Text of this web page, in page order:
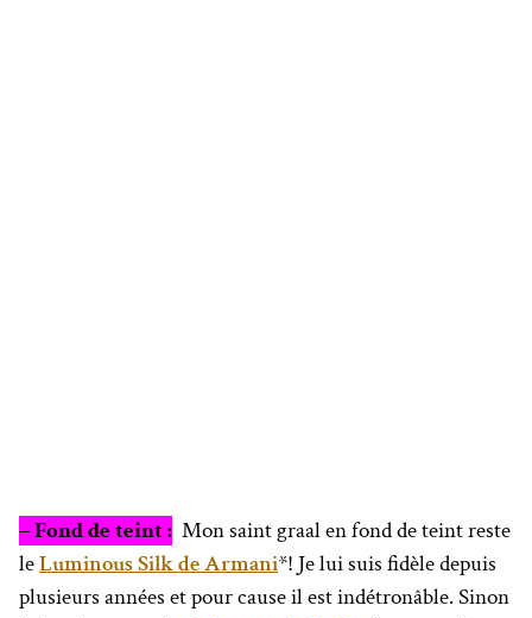
– Fond de teint : Mon saint graal en fond de teint reste
leLuminous Silk de Armani*! Je lui suis fidèle depuis
plusieurs années et pour cause il est indétronâble. Sinon